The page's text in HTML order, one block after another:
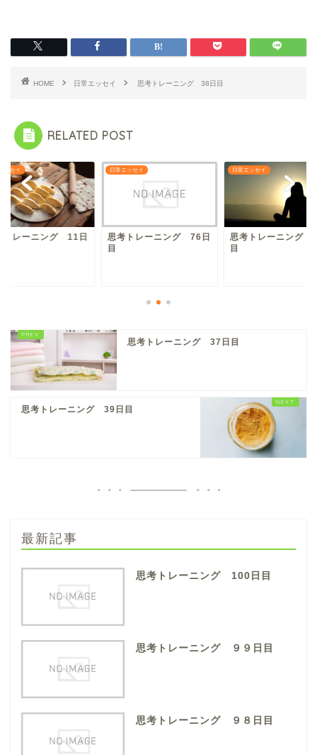
HOME 日常エッセイ 思考トレーニング 38日目
RELATED POST
ッセイ
トレーニング 11日
日常エッセイ
思考トレーニング 76日
目
日常エッセイ
思考トレーニング
目
思考トレーニング 37日目
思考トレーニング 39日目
最新記事
思考トレーニング 100日目
思考トレーニング ９９日目
思考トレーニング ９８日目